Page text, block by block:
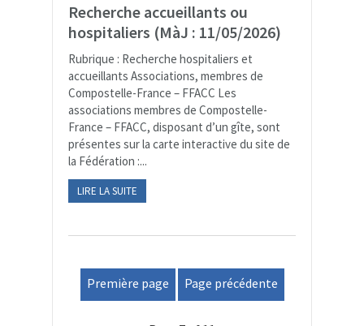
Recherche accueillants ou
hospitaliers (MàJ : 11/05/2026)
Rubrique : Recherche hospitaliers et
accueillants Associations, membres de
Compostelle-France – FFACC Les
associations membres de Compostelle-
France – FFACC, disposant d’un gîte, sont
présentes sur la carte interactive du site de
la Fédération :...
LIRE LA SUITE
Première page Page précédente